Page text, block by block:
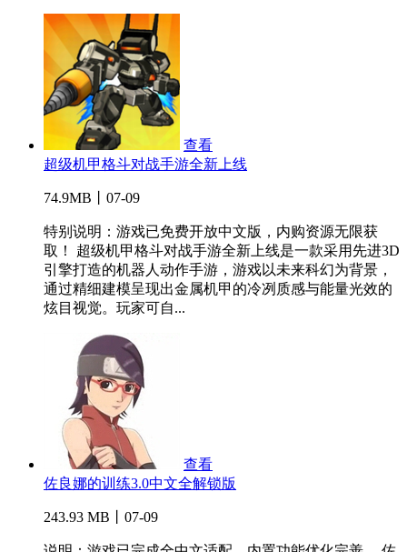
查看
超级机甲格斗对战手游全新上线
74.9MB丨07-09
特别说明：游戏已免费开放中文版，内购资源无限获
取！ 超级机甲格斗对战手游全新上线是一款采用先进3D
引擎打造的机器人动作手游，游戏以未来科幻为背景，
通过精细建模呈现出金属机甲的冷冽质感与能量光效的
炫目视觉。玩家可自...
查看
佐良娜的训练3.0中文全解锁版
243.93 MB丨07-09